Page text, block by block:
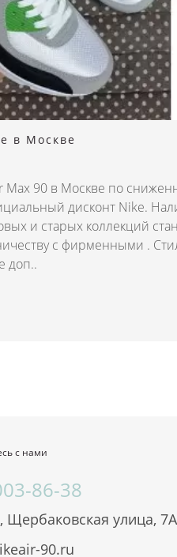
в Москве
Max 90 в Москве по
дисконт Nike.
и старых коллекций
с фирменными .
доп..
с нами
86-38
Щербаковская улица, 7А
90.ru